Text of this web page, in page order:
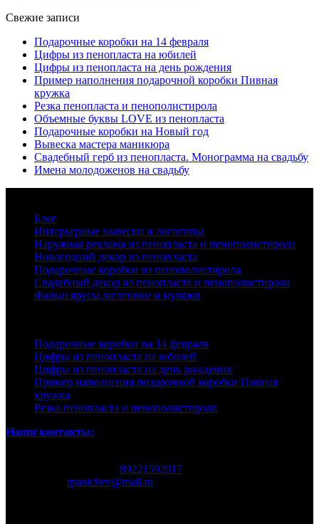
Свежие записи
Подарочные коробки на 14 февраля
Цифры из пенопласта на юбилей
Цифры из пенопласта на день рождения
Пример наполнения подарочной коробки Пивная
кружка
Резка пенопласта и пенополистирола
Объемные буквы LOVE из пенопласта
Подарочные коробки на Новый год
Вывеска мастера маникюра
Свадебный герб из пенопласта. Монограмма на свадьбу
Имена молодоженов на свадьбу
Блог
Интерьерные вывески и логотипы
Наружная реклама из пенопласта и пенополистирола
Новогодний декор из пенопласта
Подарочные коробки из пенополистирола
Свадебный декор из пенопласта и пенополистирола
Фальш ярусы,заготовки и муляжи
Подарочные коробки на 14 февраля
Цифры из пенопласта на юбилей
Цифры из пенопласта на день рождения
Пример наполнения подарочной коробки Пивная
кружка
Резка пенопласта и пенополистирола
Наши контакты:
89221592017
rpanichev@mail.ru